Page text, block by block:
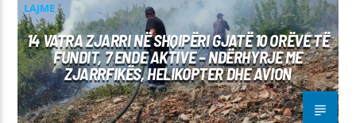
LAJME
14 VATRA ZJARRI NË SHQIPËRI GJATË 10 ORËVE TË
FUNDIT, 7 ENDE AKTIVE – NDËRHYRJE ME
ZJARRFIKËS, HELIKOPTER DHE AVION